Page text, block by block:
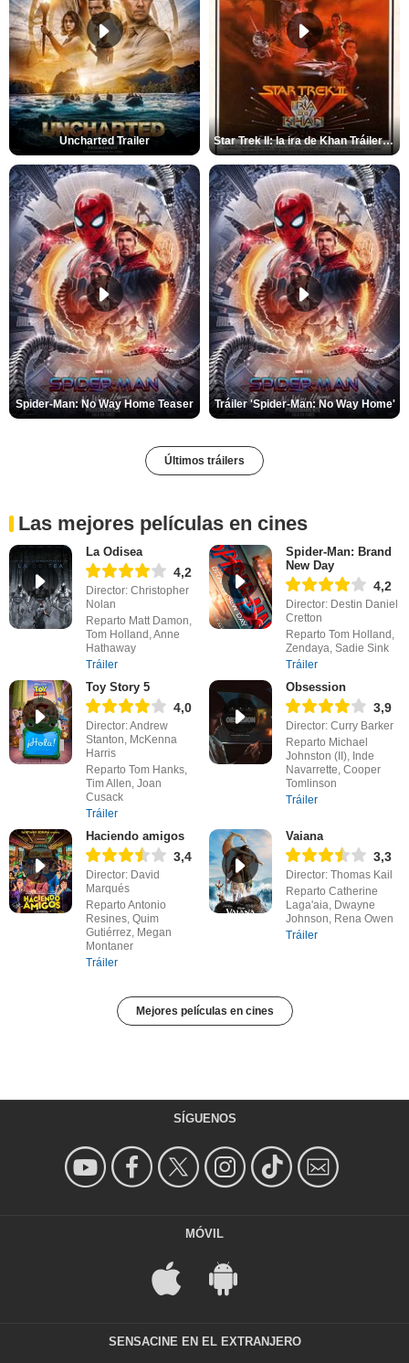
Uncharted Trailer Star Trek II: la ira de Khan Tráiler VO
Spider-Man: No Way Home Teaser Tráiler 'Spider-Man: No Way Home'
Últimos tráilers
Las mejores películas en cines
La Odisea
4,2
Director: Christopher
Nolan
Reparto Matt Damon,
Tom Holland, Anne
Hathaway
Tráiler
Spider-Man: Brand
New Day
4,2
Director: Destin Daniel
Cretton
Reparto Tom Holland,
Zendaya, Sadie Sink
Tráiler
Toy Story 5
4,0
Director: Andrew
Stanton, McKenna
Harris
Reparto Tom Hanks,
Tim Allen, Joan
Cusack
Tráiler
Obsession
3,9
Director: Curry Barker
Reparto Michael
Johnston (II), Inde
Navarrette, Cooper
Tomlinson
Tráiler
Haciendo amigos
3,4
Director: David
Marqués
Reparto Antonio
Resines, Quim
Gutiérrez, Megan
Montaner
Tráiler
Vaiana
3,3
Director: Thomas Kail
Reparto Catherine
Laga'aia, Dwayne
Johnson, Rena Owen
Tráiler
Mejores películas en cines
SÍGUENOS
MÓVIL
SENSACINE EN EL EXTRANJERO